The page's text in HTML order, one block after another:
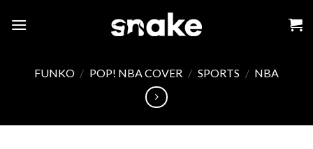
FUNKO / POP! NBA COVER / SPORTS / NBA